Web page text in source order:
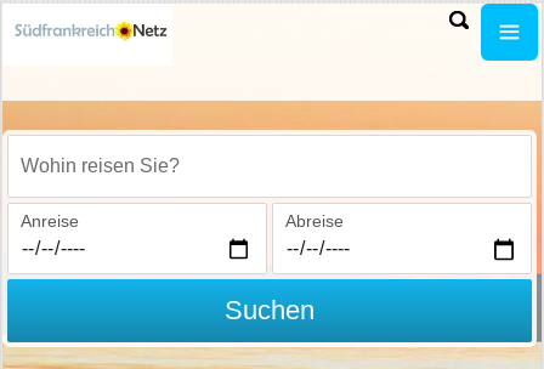
Wohin reisen Sie?
Anreise Abreise
Suchen